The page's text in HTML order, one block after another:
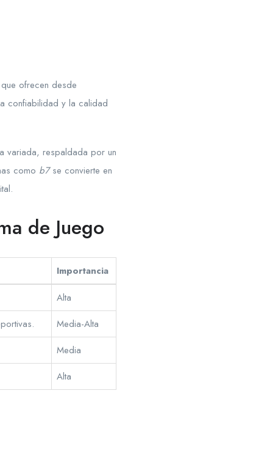
ofrecen desde
confiabilidad y la calidad
variada, respaldada por un
como b7se convierte en
de Juego
Importancia
Alta
Media-Alta
Media
Alta